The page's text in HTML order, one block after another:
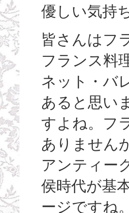
優しい気持
皆さんはフ
フランス料
ネット・バ
あると思い
すよね。フ
ありません
アンティー
侯時代が基
ージですね。